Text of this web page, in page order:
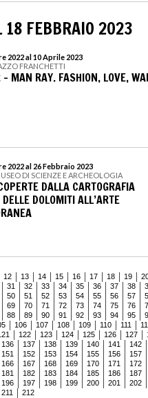
18 FEBBRAIO 2023
2022 al 10 Aprile 2023
FRANCHETTI
- MAN RAY. FASHION, LOVE,
2022 al 26 Febbraio 2023
DI SCIENZE E ARCHEOLOGIA
DALLA CARTOGRAFIA
DELLE DOLOMITI ALL’ARTE
12 13 14 15 16 17 18 19
31 32 33 34 35 36 37 38
50 51 52 53 54 55 56 57
69 70 71 72 73 74 75 76
88 89 90 91 92 93 94 95
106 107 108 109 110 111
122 123 124 125 126 127
136 137 138 139 140 141 142
151 152 153 154 155 156 157
166 167 168 169 170 171 172
181 182 183 184 185 186 187
196 197 198 199 200 201 202
211
212